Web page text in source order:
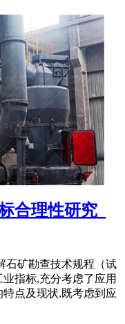
合理性研究_
石矿勘查技术规程（试
指标,充分考虑了应用
点及现状,既考虑到应